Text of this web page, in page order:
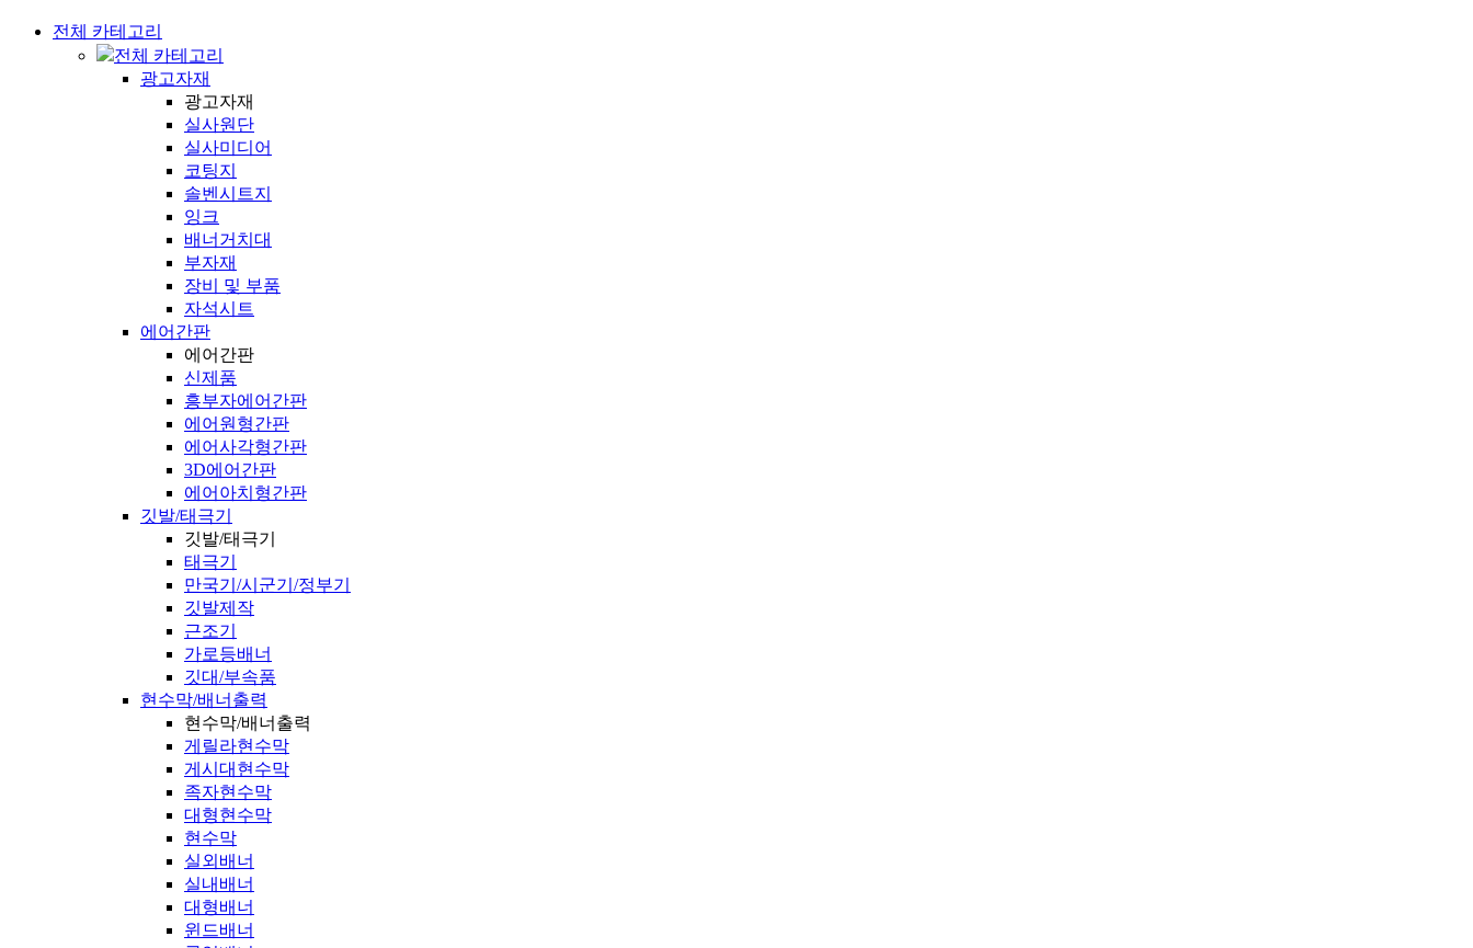
전체 카테고리
전체 카테고리
광고자재
광고자재
실사원단
실사미디어
코팅지
솔벤시트지
잉크
배너거치대
부자재
장비 및 부품
자석시트
에어간판
에어간판
신제품
흥부자에어간판
에어원형간판
에어사각형간판
3D에어간판
에어아치형간판
깃발/태극기
깃발/태극기
태극기
만국기/시군기/정부기
깃발제작
근조기
가로등배너
깃대/부속품
현수막/배너출력
현수막/배너출력
게릴라현수막
게시대현수막
족자현수막
대형현수막
현수막
실외배너
실내배너
대형배너
윈드배너